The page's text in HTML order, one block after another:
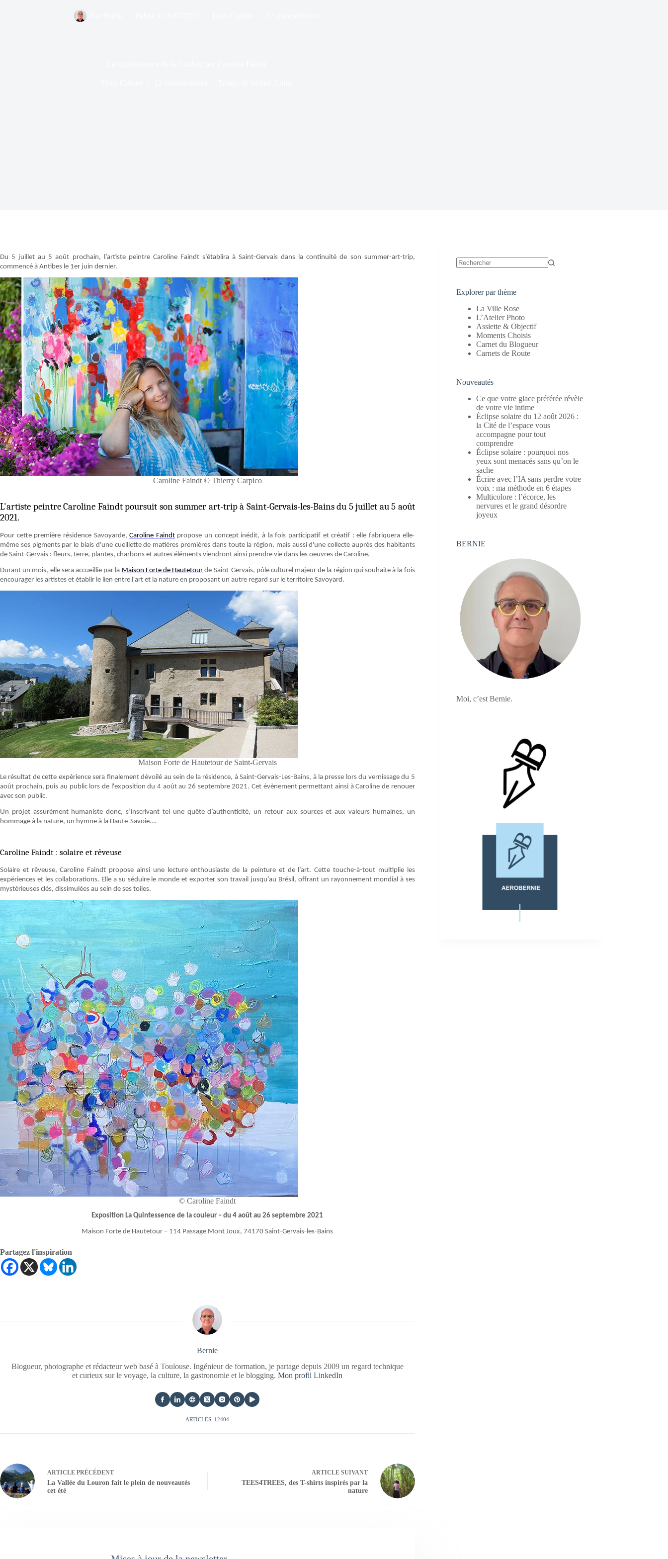
Du 5 juillet au 5 août prochain, l’artiste peintre Caroline Faindt s’établira à Saint-Gervais dans la continuité de son summer-art-trip,
commencé à Antibes le 1er juin dernier.
Caroline Faindt © Thierry Carpico
L'artiste peintre Caroline Faindt poursuit son summer art-trip à Saint-Gervais-les-Bains du 5 juillet au 5 août
2021.
Pour cette première résidence Savoyarde,Caroline Faindtpropose un concept inédit, à la fois participatif et créatif : elle fabriquera elle-
même ses pigments par le biais d'une cueillette de matières premières dans toute la région, mais aussi d'une collecte auprès des habitants
de Saint-Gervais : fleurs, terre, plantes, charbons et autres éléments viendront ainsi prendre vie dans les oeuvres de Caroline.
Durant un mois, elle sera accueillie par la Maison Forte de Hautetour de Saint-Gervais, pôle culturel majeur de la région qui souhaite à la fois
encourager les artistes et établir le lien entre l'art et la nature en proposant un autre regard sur le territoire Savoyard.
Maison Forte de Hautetour de Saint-Gervais
Le résultat de cette expérience sera finalement dévoilé au sein de la résidence, à Saint-Gervais-Les-Bains, à la presse lors du vernissage du 5
août prochain, puis au public lors de l'exposition du 4 août au 26 septembre 2021. Cet évènement permettant ainsi à Caroline de renouer
avec son public.
Un projet assurément humaniste donc, s’inscrivant tel une quête d’authenticité, un retour aux sources et aux valeurs humaines, un
hommage à la nature, un hymne à la Haute-Savoie….
Caroline Faindt : solaire et rêveuse
Solaire et rêveuse, Caroline Faindt propose ainsi une lecture enthousiaste de la peinture et de l’art. Cette touche-à-tout multiplie les
expériences et les collaborations. Elle a su séduire le monde et exporter son travail jusqu’au Brésil, offrant un rayonnement mondial à ses
mystérieuses clés, dissimulées au sein de ses toiles.
© Caroline Faindt
Exposition La Quintessence de la couleur – du 4 août au 26 septembre 2021
Maison Forte de Hautetour – 114 Passage Mont Joux, 74170 Saint-Gervais-les-Bains
Partagez l'inspiration
Bernie
Blogueur, photographe et rédacteur web basé à Toulouse. Ingénieur de formation, je partage depuis 2009 un regard technique
et curieux sur le voyage, la culture, la gastronomie et le blogging.Mon profil LinkedIn
ARTICLES: 12404
ARTICLE PRÉCÉDENT
La Vallée du Louron fait le plein de nouveautés
cet été
ARTICLESUIVANT
TEES4TREES, des T-shirts inspirés par la
nature
Explorer par thème
La Ville Rose
L’Atelier Photo
Assiette & Objectif
Moments Choisis
Carnet du Blogueur
Carnets de Route
Nouveautés
Ce que votre glace préférée révèle
de votre vie intime
Éclipse solaire du 12 août 2026 :
la Cité de l’espace vous
accompagne pour tout
comprendre
Éclipse solaire : pourquoi nos
yeux sont menacés sans qu’on le
sache
Écrire avec l’IA sans perdre votre
voix : ma méthode en 6 étapes
Multicolore : l’écorce, les
nervures et le grand désordre
joyeux
BERNIE
Moi, c’est Bernie.